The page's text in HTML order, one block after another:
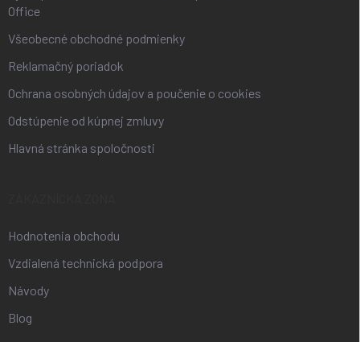
Office
Všeobecné obchodné podmienky
Reklamačný poriadok
Ochrana osobných údajov a poučenie o cookies
Odstúpenie od kúpnej zmluvy
Hlavná stránka spoločnosti
Hodnotenia obchodu
Vzdialená technická podpora
Návody
Blog